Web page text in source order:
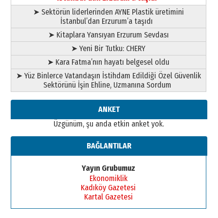
28 Temmuz 2026 Salı
Ahmet Gökhan YAZICI
Ahmed Yesevi’den bir Alperen…
”Reisimiz” idi… Hakka yürüdü.!
26 Mart 2026 Perşembe
Cem Bakırcı
Ardında bıraktığı hatıralarıyla
gönül adamı Faruk Terzioğlu!
13 Mayıs 2026 Çarşamba
Esat BİNDESEN
Başkan Sekmen’den Erzurum’a
bir vizyon proje daha!
➤ Sektörün liderlerinden AYNE Plastik üretimini
İstanbul’dan Erzurum’a taşıdı
➤ Kitaplara Yansıyan Erzurum Sevdası
➤ Yeni Bir Tutku: CHERY
➤ Kara Fatma’nın hayatı belgesel oldu
➤ Yüz Binlerce Vatandaşın İstihdam Edildiği Özel Güvenlik
Sektörünü İşin Ehline, Uzmanına Sordum
ANKET
Üzgünüm, şu anda etkin anket yok.
BAĞLANTILAR
Yayın Grubumuz
Ekonomiklik
Kadıköy Gazetesi
Kartal Gazetesi